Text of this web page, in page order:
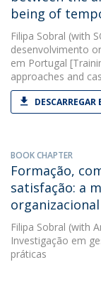
being of
Filipa Sobral (with
desenvolvimento
em Portugal
approaches and
BOOK CHAPTER
Formação,
satisfação: a
organizacional
Filipa Sobral (with
Investigação em
práticas